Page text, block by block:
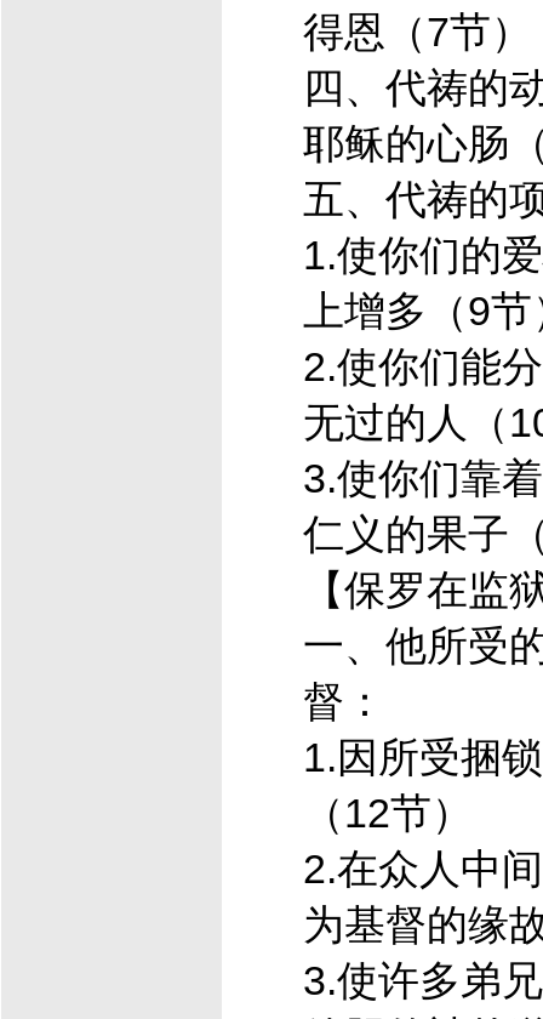
得恩（7节）
四、代祷的
耶稣的心肠
五、代祷的
1.使你们的
上增多（9
2.使你们能
无过的人（
3.使你们靠着
仁义的果子
【保罗在监
一、他所受
督 ：
1.因所受捆
（12节）
2.在众人中
为基督的缘
3.使许多弟